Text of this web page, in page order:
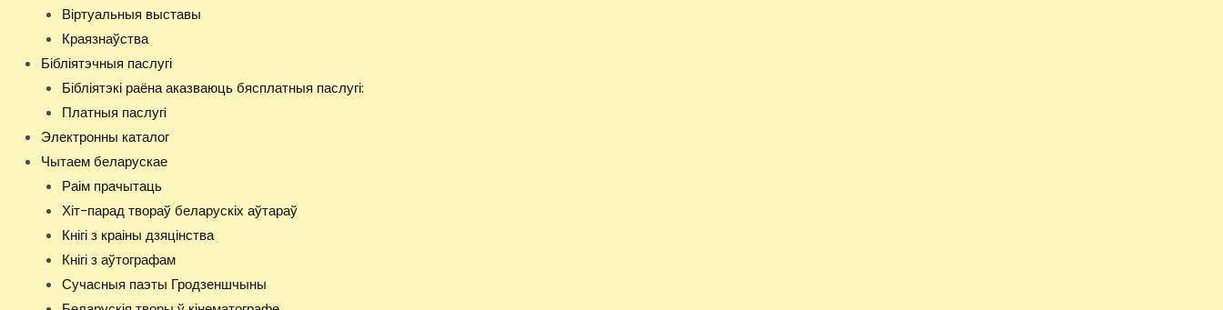
Віртуальныя выставы
Краязнаўства
Бібліятэчныя паслугі
Бібліятэкі раёна аказваюць бясплатныя паслугі:
Платныя паслугi
Электронны каталог
Чытаем беларускае
Раім прачытаць
Хіт-парад твораў беларускіх аўтараў
Кнігі з краіны дзяцінства
Кнігі з аўтографам
Сучасныя паэты Гродзеншчыны